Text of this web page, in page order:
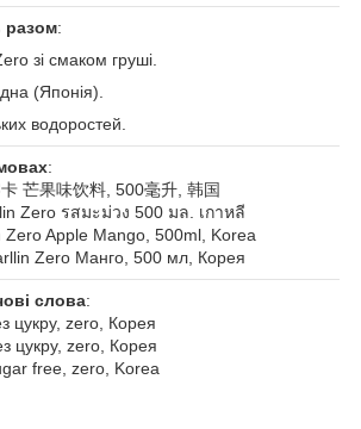
разом:
зі смаком груші.
(Японія).
водоростей.
:
芒果味饮料, 500毫升, 韩国
Zero รสมะม่วง 500 มล. เกาหลี
Apple Mango, 500ml, Korea
Zero Манго, 500 мл, Корея
слова:
цукру, zero, Корея
цукру, zero, Корея
free, zero, Korea